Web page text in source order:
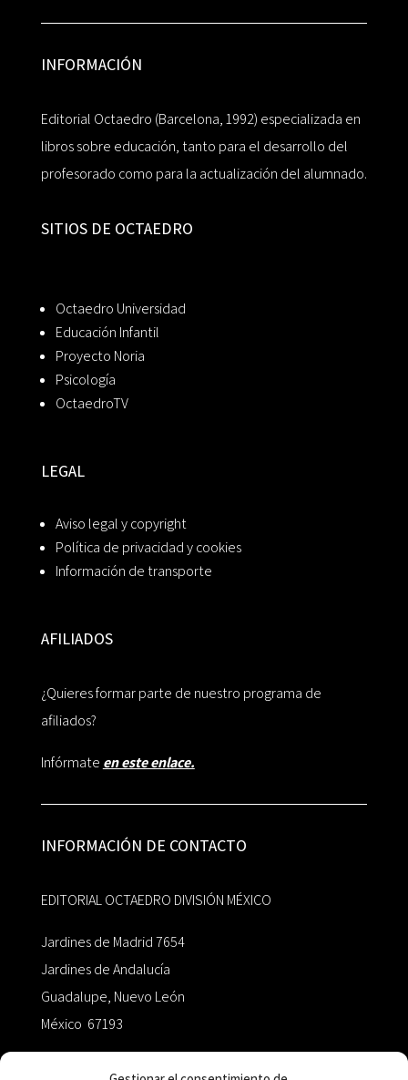
INFORMACIÓN
Editorial Octaedro (Barcelona, 1992) especializada en
libros sobre educación, tanto para el desarrollo del
profesorado como para la actualización del alumnado.
SITIOS DE OCTAEDRO
Octaedro Universidad
Educación Infantil
Proyecto Noria
Psicología
OctaedroTV
LEGAL
Aviso legal y copyright
Política de privacidad y cookies
Información de transporte
AFILIADOS
¿Quieres formar parte de nuestro programa de
afiliados?
Infórmate en este enlace.
INFORMACIÓN DE CONTACTO
EDITORIAL OCTAEDRO DIVISIÓN MÉXICO
Jardines de Madrid 7654
Jardines de Andalucía
Guadalupe, Nuevo León
México 67193